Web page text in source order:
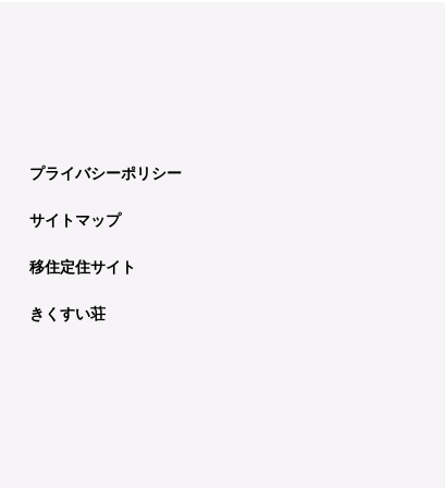
プライバシーポリシー
サイトマップ
移住定住サイト
きくすい荘